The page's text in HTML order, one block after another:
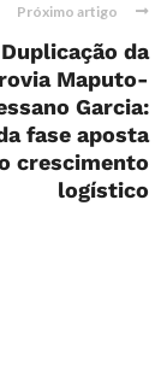
Próximo artigo
Duplicação da
Maputo-
Garcia:
fase aposta
crescimento
logístico